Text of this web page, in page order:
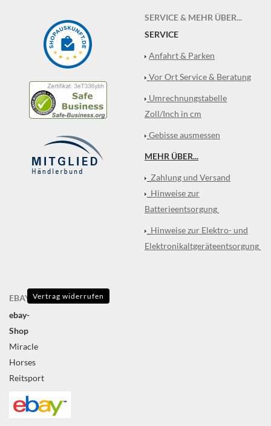
SERVICE & MEHR ÜBER...
SERVICE
Anfahrt & Parken
Vor Ort Service & Beratung
Umrechnungstabelle
Zoll/Inch in cm
Gebisse ausmessen
MEHR ÜBER...
Zahlung und Versand
Hinweise zur
Batterieentsorgung
Hinweise zur Elektro- und
Elektronikaltgeräteentsorgung
EBAY
ebay-
Shop
Miracle
Horses
Reitsport
Vertrag widerrufen